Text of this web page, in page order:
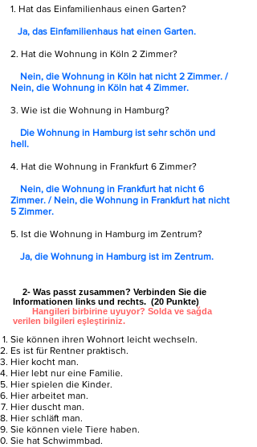
1. Hat das Einfamilienhaus einen Garten?
Ja, das Einfamilienhaus hat einen Garten.
2. Hat die Wohnung in Köln 2 Zimmer?
Nein, die Wohnung in Köln hat nicht 2 Zimmer. /
Nein, die Wohnung in Köln hat 4 Zimmer.
3. Wie ist die Wohnung in Hamburg?
Die Wohnung in Hamburg ist sehr schön und
hell.
4. Hat die Wohnung in Frankfurt 6 Zimmer?
Nein, die Wohnung in Frankfurt hat nicht 6
Zimmer. / Nein, die Wohnung in Frankfurt hat nicht
5 Zimmer.
5. Ist die Wohnung in Hamburg im Zentrum?
Ja, die Wohnung in Hamburg ist im Zentrum.
2- Was passt zusammen? Verbinden Sie die
Informationen links und rechts. (20 Punkte)
Hangileri birbirine uyuyor? Solda ve sağda
verilen bilgileri eşleştiriniz.
Sie können ihren Wohnort leicht wechseln.
Es ist für Rentner praktisch.
Hier kocht man.
Hier lebt nur eine Familie.
Hier spielen die Kinder.
Hier arbeitet man.
Hier duscht man.
Hier schläft man.
Sie können viele Tiere haben.
Sie hat Schwimmbad.